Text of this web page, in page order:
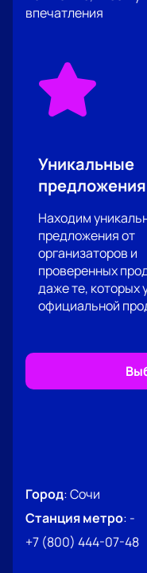
впечатления
Уникальные
предложения
Находим
предложения от
организаторов и
проверенных
даже те, которых
официальной
Город:Сочи
Станция метро: -
+7 (800) 444-07-48